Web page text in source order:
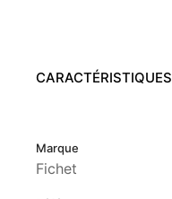
CARACTÉRISTIQUES
Marque
Fichet